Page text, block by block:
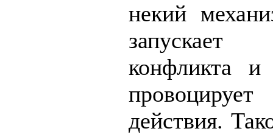
некий
запускает
конфликта и
действия.